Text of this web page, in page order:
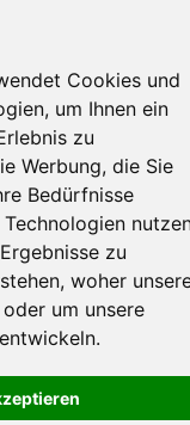
Cookies und
um Ihnen ein
zu
Werbung, die Sie
Bedürfnisse
zu
woher
um unsere